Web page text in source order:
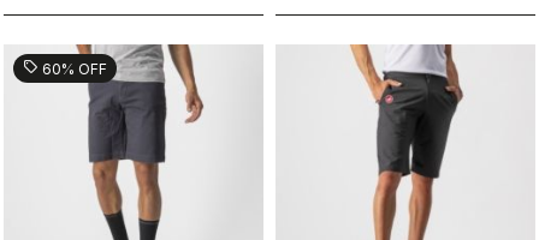
sell 60% OFF